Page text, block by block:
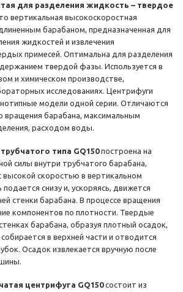
для разделения жидкость – твердое
вертикальная высокоскоростная
барабаном, предназначенная для
жидкостей и извлечения
примесей. Оптимальна для разделения
твердой фазы. Используется в
и химическом производстве,
исследованиях. Центрифуги
модели одной серии. Отличаются
вращения барабана, максимальным
расходом воды.
типа GQ150построена на
силы внутри трубчатого барабана,
скоростью в вертикальном
снизу и, ускоряясь, движется
стенки барабана. В процессе вращения
компонентов по плотности. Твердые
барабана, образуя плотный осадок,
в верхней части и отводится
Осадок извлекается вручную после
центрифуга GQ150состоит из